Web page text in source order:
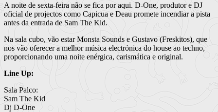
A noite de sexta-feira não se fica por aqui. D-One, produtor e DJ
oficial de projectos como Capicua e Deau promete incendiar a pista
antes da entrada de Sam The Kid.
Na sala cubo, vão estar Monsta Sounds e Gustavo (Freskitos), que
nos vão oferecer a melhor música electrónica do house ao techno,
proporcionando uma noite enérgica, carismática e original.
Line Up:
Sala Palco:
Sam The Kid
Dj D-One